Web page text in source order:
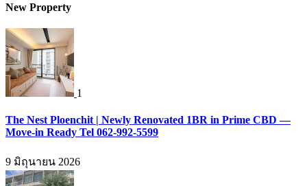
New Property
1
The Nest Ploenchit | Newly Renovated 1BR in Prime CBD —
Move-in Ready Tel 062-992-5599
9 มิถุนายน 2026